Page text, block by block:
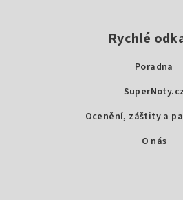
Rychlé
Poradna
SuperNoty.cz
Ocenění, záštity a
O nás